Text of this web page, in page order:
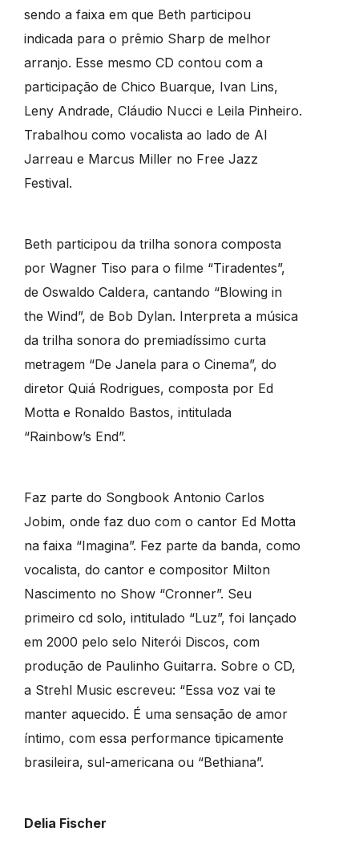
sendo a faixa em que Beth participou
indicada para o prêmio Sharp de melhor
arranjo. Esse mesmo CD contou com a
participação de Chico Buarque, Ivan Lins,
Leny Andrade, Cláudio Nucci e Leila Pinheiro.
Trabalhou como vocalista ao lado de Al
Jarreau e Marcus Miller no Free Jazz
Festival.
Beth participou da trilha sonora composta
por Wagner Tiso para o filme “Tiradentes”,
de Oswaldo Caldera, cantando “Blowing in
the Wind”, de Bob Dylan. Interpreta a música
da trilha sonora do premiadíssimo curta
metragem “De Janela para o Cinema”, do
diretor Quiá Rodrigues, composta por Ed
Motta e Ronaldo Bastos, intitulada
“Rainbow’s End”.
Faz parte do Songbook Antonio Carlos
Jobim, onde faz duo com o cantor Ed Motta
na faixa “Imagina”. Fez parte da banda, como
vocalista, do cantor e compositor Milton
Nascimento no Show “Cronner”. Seu
primeiro cd solo, intitulado “Luz”, foi lançado
em 2000 pelo selo Niterói Discos, com
produção de Paulinho Guitarra. Sobre o CD,
a Strehl Music escreveu: “Essa voz vai te
manter aquecido. É uma sensação de amor
íntimo, com essa performance tipicamente
brasileira, sul-americana ou “Bethiana”.
Delia Fischer